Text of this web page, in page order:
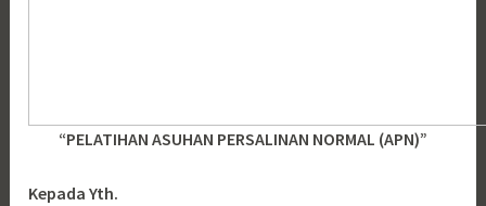
“PELATIHAN ASUHAN PERSALINAN NORMAL (APN)”
Kepada Yth.